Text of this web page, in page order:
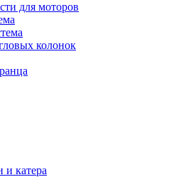
для моторов
колонок
и катера